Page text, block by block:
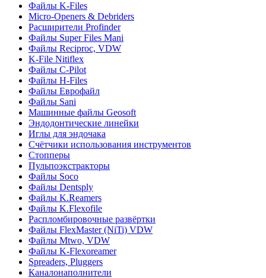
Файлы K-Files
Micro-Openers & Debriders
Расширители Profinder
Файлы Super Files Mani
Файлы Reciproc, VDW
K-File Nitiflex
Файлы C-Pilot
Файлы H-Files
Файлы Еврофайл
Файлы Sani
Машинные файлы Geosoft
Эндодонтические линейки
Иглы для эндочака
Счётчики использования инструментов
Стопперы
Пульпоэкстракторы
Файлы Soco
Файлы Dentsply
Файлы K.Reamers
Файлы K.Flexofile
Распломбировочные развёртки
Файлы FlexMaster (NiTi) VDW
Файлы Mtwo, VDW
Файлы K-Flexoreamer
Spreaders, Pluggers
Каналонаполнители